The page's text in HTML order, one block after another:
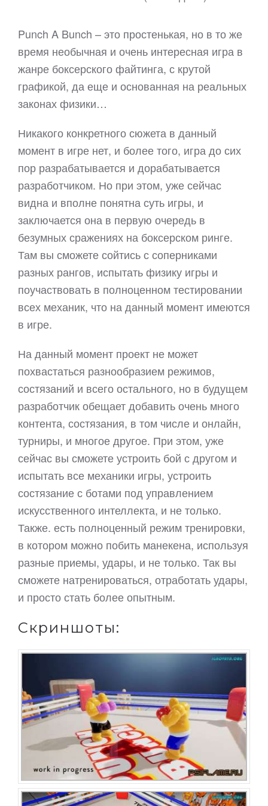
Punch A Bunch – это простенькая, но в то же
время необычная и очень интересная игра в
жанре боксерского файтинга, с крутой
графикой, да еще и основанная на реальных
законах физики…
Никакого конкретного сюжета в данный
момент в игре нет, и более того, игра до сих
пор разрабатывается и дорабатывается
разработчиком. Но при этом, уже сейчас
видна и вполне понятна суть игры, и
заключается она в первую очередь в
безумных сражениях на боксерском ринге.
Там вы сможете сойтись с соперниками
разных рангов, испытать физику игры и
поучаствовать в полноценном тестировании
всех механик, что на данный момент имеются
в игре.
На данный момент проект не может
похвастаться разнообразием режимов,
состязаний и всего остального, но в будущем
разработчик обещает добавить очень много
контента, состязания, в том числе и онлайн,
турниры, и многое другое. При этом, уже
сейчас вы сможете устроить бой с другом и
испытать все механики игры, устроить
состязание с ботами под управлением
искусственного интеллекта, и не только.
Также. есть полноценный режим тренировки,
в котором можно побить манекена, используя
разные приемы, удары, и не только. Так вы
сможете натренироваться, отработать удары,
и просто стать более опытным.
Скриншоты: